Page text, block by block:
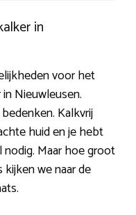
in
voor het
Nieuwleusen.
Kalkvrij
huid en je hebt
Maar hoe groot
we naar de